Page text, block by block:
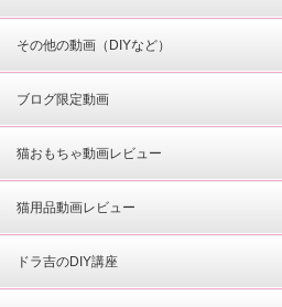
その他の動画（DIYなど）
ブログ限定動画
猫おもちゃ動画レビュー
猫用品動画レビュー
ドラ吉のDIY講座